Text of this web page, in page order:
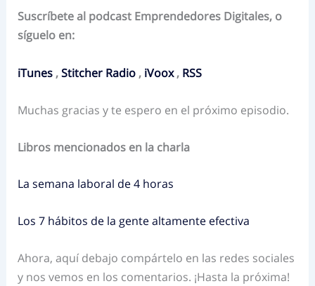
Suscríbete al podcast Emprendedores Digitales, o
síguelo en:
iTunes ,Stitcher Radio , iVoox, RSS
Muchas gracias y te espero en el próximo episodio.
Libros mencionados en la charla
La semana laboral de 4 horas
Los 7 hábitos de la gente altamente efectiva
Ahora, aquí debajo compártelo en las redes sociales
y nos vemos en los comentarios. ¡Hasta la próxima!